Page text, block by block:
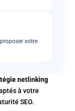
votre
netlinking
à votre
SEO.